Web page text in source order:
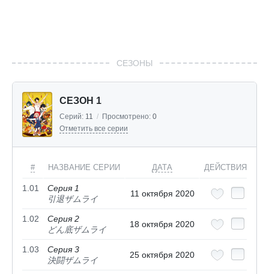
СЕЗОНЫ
СЕЗОН 1
Серий: 11 / Просмотрено: 0
Отметить все серии
# НАЗВАНИЕ СЕРИИ ДАТА ДЕЙСТВИЯ
1.01
Серия 1
引退ザムライ
11 октября 2020
1.02
Серия 2
どん底ザムライ
18 октября 2020
1.03
Серия 3
決闘ザムライ
25 октября 2020